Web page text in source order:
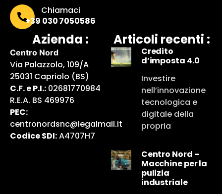
Chiamaci
+39 030 7050586
Azienda :
Centro Nord
Via Palazzolo, 109/A
25031 Capriolo (BS)
C.F. e P.I.: 02681770984
R.E.A. BS 469976
PEC:
centronordsnc@legalmail.it
Codice SDI:A4707H7
Articoli recenti :
Credito
d’imposta 4.0
Investire
nell’innovazione
tecnologica e
digitale della
propria
Centro Nord –
Macchine per la
pulizia
industriale